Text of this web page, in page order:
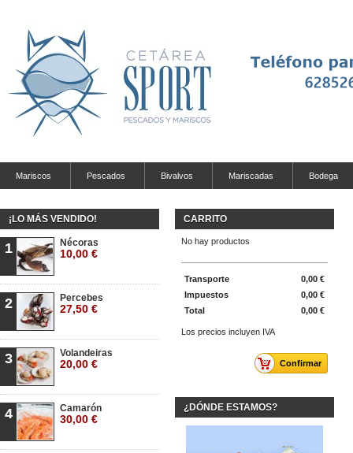
Mariscos Pescados Bivalvos Mariscadas Bodega
¡LO MÁS VENDIDO!
1 Nécoras
10,00 €
2 Percebes
27,50 €
3 Volandeiras
20,00 €
4 Camarón
30,00 €
CARRITO
No hay productos
0,00 €
Transporte
0,00 €
Impuestos
0,00 €
Total
Los precios incluyen IVA
Confirmar
¿DÓNDE ESTAMOS?